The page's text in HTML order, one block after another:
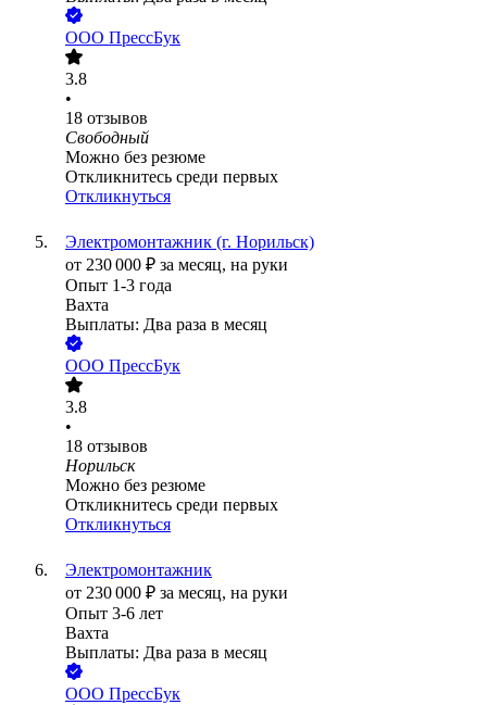
ООО ПрессБук
3.8
•
18 отзывов
Свободный
Можно без резюме
Откликнитесь среди первых
Откликнуться
Электромонтажник (г. Норильск)
от 230 000 ₽ за месяц, на руки
Опыт 1-3 года
Вахта
Выплаты: Два раза в месяц
ООО ПрессБук
3.8
•
18 отзывов
Норильск
Можно без резюме
Откликнитесь среди первых
Откликнуться
Электромонтажник
от 230 000 ₽ за месяц, на руки
Опыт 3-6 лет
Вахта
Выплаты: Два раза в месяц
ООО ПрессБук